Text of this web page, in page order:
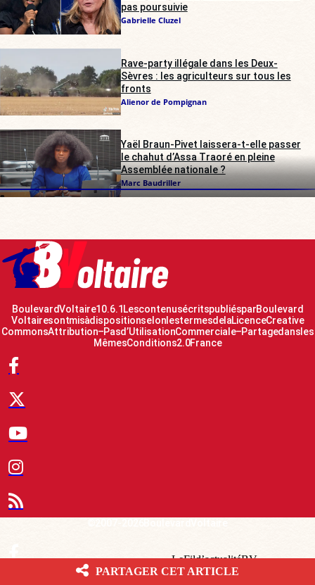
pas poursuivie
Gabrielle Cluzel
Rave-party illégale dans les Deux-
Sèvres : les agriculteurs sur tous les
fronts
Alienor de Pompignan
Yaël Braun-Pivet laissera-t-elle passer
le chahut d’Assa Traoré en pleine
Assemblée nationale ?
Marc Baudriller
Boulevard Voltaire 10.6.1 Les contenus écrits publiés par Boulevard
Voltaire sont mis à disposition selon les termes de la Licence Creative
Commons Attribution – Pas d’Utilisation Commerciale – Partage dans les
Mêmes Conditions 2.0 France
Le Fil d’actualité BV
PARTAGER CET ARTICLE